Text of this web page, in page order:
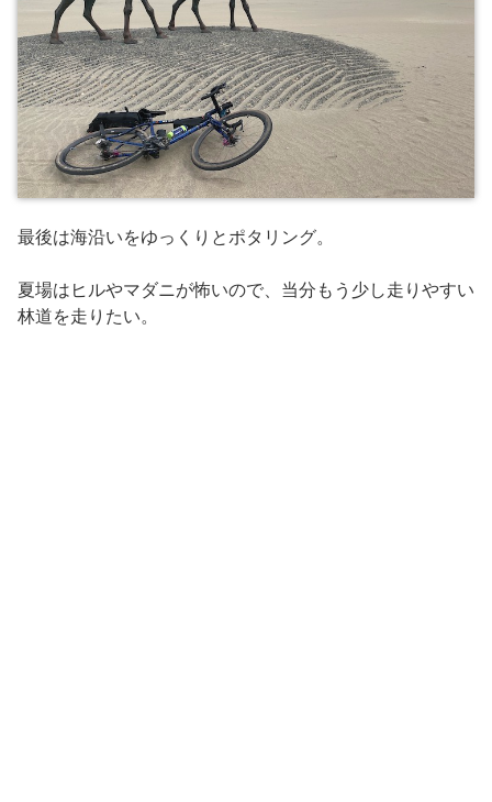
最後は海沿いをゆっくりとポタリング。
夏場はヒルやマダニが怖いので、当分もう少し走りやすい
林道を走りたい。